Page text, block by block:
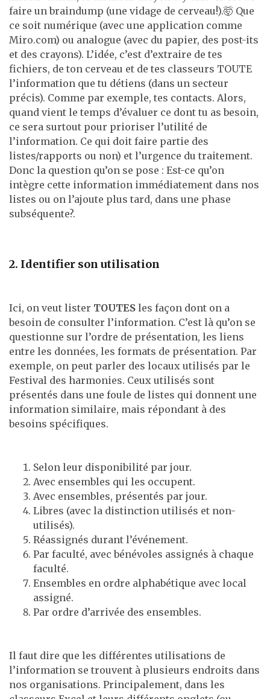
faire un braindump (une vidage de cerveau!).🤯 Que
ce soit numérique (avec une application comme
Miro.com) ou analogue (avec du papier, des post-its
et des crayons). L’idée, c’est d’extraire de tes
fichiers, de ton cerveau et de tes classeurs TOUTE
l’information que tu détiens (dans un secteur
précis). Comme par exemple, tes contacts. Alors,
quand vient le temps d’évaluer ce dont tu as besoin,
ce sera surtout pour prioriser l’utilité de
l’information. Ce qui doit faire partie des
listes/rapports ou non) et l’urgence du traitement.
Donc la question qu’on se pose : Est-ce qu’on
intègre cette information immédiatement dans nos
listes ou on l’ajoute plus tard, dans une phase
subséquente?.
2. Identifier son utilisation
Ici, on veut lister TOUTES les façon dont on a
besoin de consulter l’information. C’est là qu’on se
questionne sur l’ordre de présentation, les liens
entre les données, les formats de présentation. Par
exemple, on peut parler des locaux utilisés par le
Festival des harmonies. Ceux utilisés sont
présentés dans une foule de listes qui donnent une
information similaire, mais répondant à des
besoins spécifiques.
Selon leur disponibilité par jour.
Avec ensembles qui les occupent.
Avec ensembles, présentés par jour.
Libres (avec la distinction utilisés et non-
utilisés).
Réassignés durant l’événement.
Par faculté, avec bénévoles assignés à chaque
faculté.
Ensembles en ordre alphabétique avec local
assigné.
Par ordre d’arrivée des ensembles.
Il faut dire que les différentes utilisations de
l’information se trouvent à plusieurs endroits dans
nos organisations. Principalement, dans les